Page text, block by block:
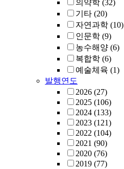
의약학 (32)
기타 (20)
자연과학 (10)
인문학 (9)
농수해양 (6)
복합학 (6)
예술체육 (1)
발행연도
2026 (27)
2025 (106)
2024 (133)
2023 (121)
2022 (104)
2021 (90)
2020 (76)
2019 (77)